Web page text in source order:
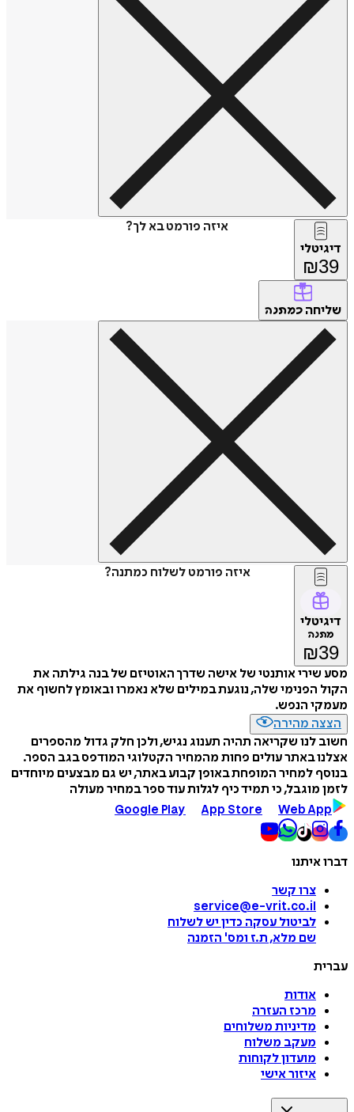
איזה פורמט בא לך?
דיגיטלי
₪39
שליחה כמתנה
איזה פורמט לשלוח כמתנה?
דיגיטלי
מתנה
₪39
מסע שירי אותנטי של אישה שדרך האוטיזם של בנה גילתה את
הקול הפנימי שלה, נוגעת במילים שלא נאמרו ובאומץ לחשוף את
מעמקי הנפש.
הצצה מהירה
חשוב לנו שקריאה תהיה תענוג נגיש, ולכן חלק גדול מהספרים
אצלנו באתר עולים פחות מהמחיר הקטלוגי המודפס בגב הספר.
בנוסף למחיר המופחת באופן קבוע באתר, יש גם מבצעים מיוחדים
לזמן מוגבל, כי תמיד כיף לגלות עוד ספר במחיר מעולה
Google Play
App Store Web App
דברו איתנו
צרו קשר
service@e-vrit.co.il
לביטול עסקה כדין יש לשלוח
שם מלא, ת.ז ומס' הזמנה
עברית
אודות
מרכז העזרה
מדיניות משלוחים
מעקב משלוח
מועדון לקוחות
איזור אישי